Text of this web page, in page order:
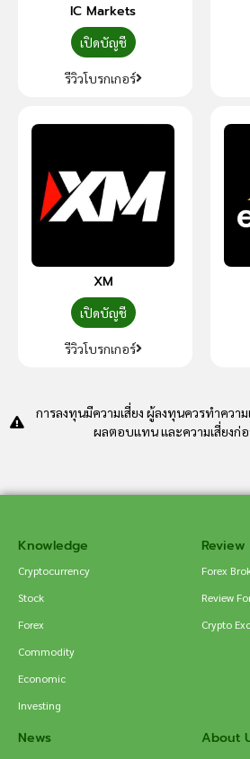
IC Markets
เปิดบัญชี
รีวิวโบรกเกอร์
XM
เปิดบัญชี
รีวิวโบรกเกอร์
การลงทุนมีความเสี่ยง ผู้ลงทุนควรทำควา
ผลตอบแทน และความเสี่ยงก่
Knowledge
Cryptocurrency
Stock
Forex
Commodity
Economic
Investing
Forex
Review
Crypto
News About